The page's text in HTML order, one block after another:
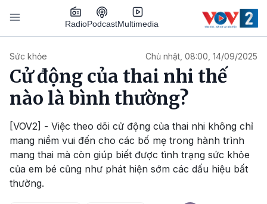
Nhảy đến nội dung
RadioPodcastMultimedia
Sức khỏe Chủ nhật, 08:00, 14/09/2025
Cử động của thai nhi thế
nào là bình thường?
[VOV2] - Việc theo dõi cử động của thai nhi không chỉ
mang niềm vui đến cho các bố mẹ trong hành trình
mang thai mà còn giúp biết được tình trạng sức khỏe
của em bé cũng như phát hiện sớm các dấu hiệu bất
thường.